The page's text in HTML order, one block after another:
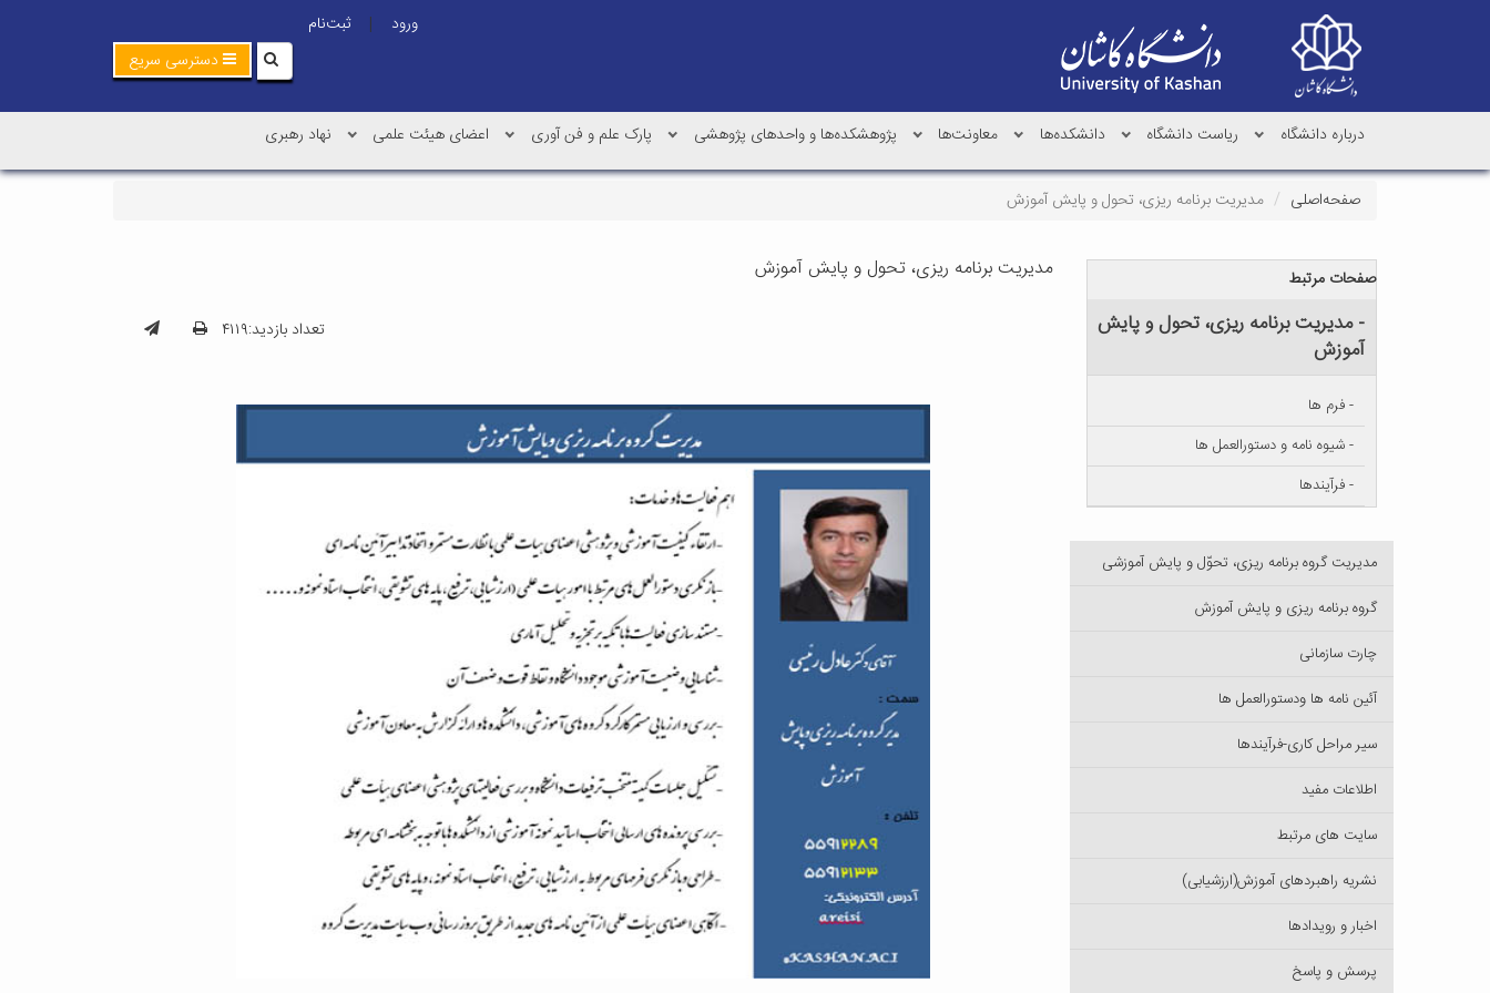
ورود |
ثبت‌نام
دسترسی سریع
درباره دانشگاه ریاست دانشگاه دانشکده‌ها معاونت‌ها پژوهشکده‌ها و واحدهای پژوهشی پارک علم و فن آوری اعضای هیئت علمی نهاد رهبری
صفحه‌اصلی مدیریت برنامه ریزی، تحول و پایش آموزش
مدیریت برنامه ریزی، تحول و پایش آموزش
تعداد بازدید:۴۱۱۹
صفحات مرتبط
- مدیریت برنامه ریزی، تحول و پایش
آموزش
- فرم ها
- شیوه نامه و دستورالعمل ها
- فرآیندها
مدیریت گروه برنامه ریزی، تحوّل و پایش آموزشی
گروه برنامه ریزی و پایش آموزش
چارت سازمانی
آئین نامه ها ودستورالعمل ها
سیر مراحل کاری-فرآیندها
اطلاعات مفید
سایت های مرتبط
نشریه راهبردهای آموزش(ارزشیابی)
اخبار و رویدادها
پرسش و پاسخ